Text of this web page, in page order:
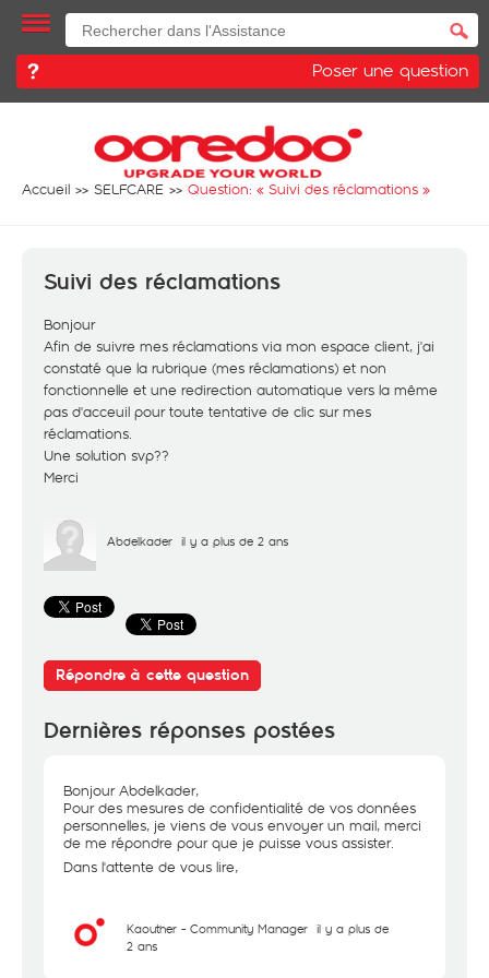
Poser une question
Accueil SELFCARE Question: « Suivi des réclamations »
Suivi des réclamations
Bonjour
Afin de suivre mes réclamations via mon espace client, j'ai
constaté que la rubrique (mes réclamations) et non
fonctionnelle et une redirection automatique vers la même
pas d'acceuil pour toute tentative de clic sur mes
réclamations.
Une solution svp??
Merci
Abdelkader il y a plus de 2 ans
Répondre à cette question
Dernières réponses postées
Bonjour Abdelkader,
Pour des mesures de confidentialité de vos données
personnelles, je viens de vous envoyer un mail, merci
de me répondre pour que je puisse vous assister.
Dans l'attente de vous lire,
Kaouther - Community Manager il y a plus de
2 ans